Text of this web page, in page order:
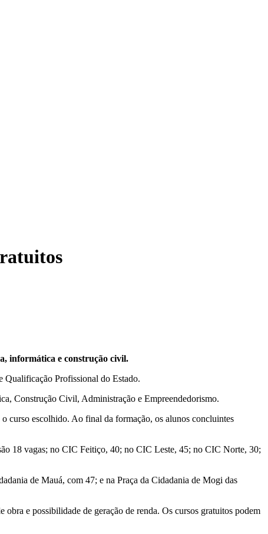
informática e construção civil.
Qualificação Profissional do Estado.
Construção Civil, Administração e Empreendedorismo.
curso escolhido. Ao final da formação, os alunos concluintes
18 vagas; no CIC Feitiço, 40; no CIC Leste, 45; no CIC Norte, 30;
de Mauá, com 47; e na Praça da Cidadania de Mogi das
e possibilidade de geração de renda. Os cursos gratuitos podem